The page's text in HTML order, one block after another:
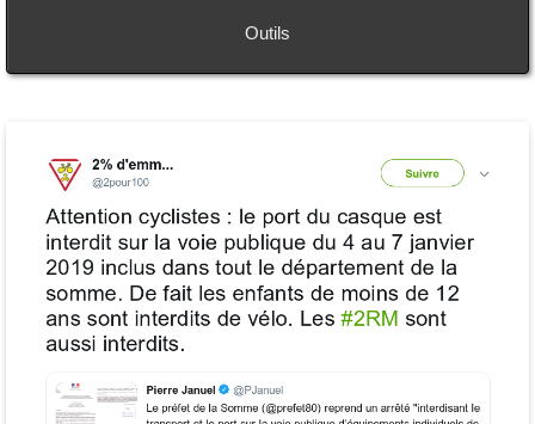
Outils